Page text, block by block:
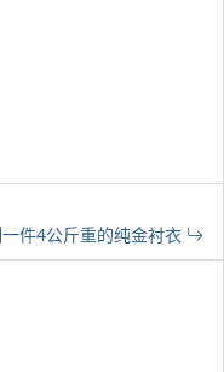
件4公斤重的纯金衬衣